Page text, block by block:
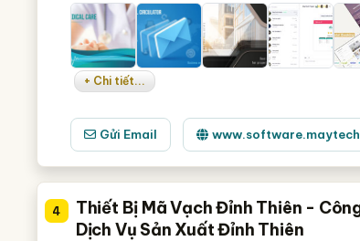
+ Chi tiết...
Gửi Email
4
Thiết Bị Mã Vạch Đỉnh Thiên -
Dịch Vụ Sản Xuất Đỉnh Thiên